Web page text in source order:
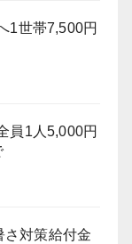
1世帯7,500円
員1人5,000円
さ対策給付金